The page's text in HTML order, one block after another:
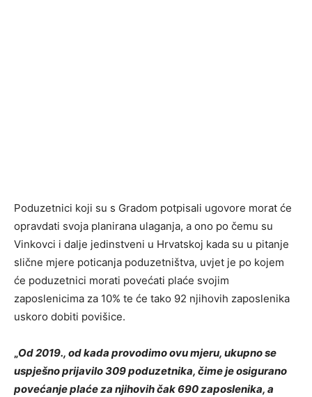
Poduzetnici koji su s Gradom potpisali ugovore morat će
opravdati svoja planirana ulaganja, a ono po čemu su
Vinkovci i dalje jedinstveni u Hrvatskoj kada su u pitanje
slične mjere poticanja poduzetništva, uvjet je po kojem
će poduzetnici morati povećati plaće svojim
zaposlenicima za 10% te će tako 92 njihovih zaposlenika
uskoro dobiti povišice.
„Od 2019., od kada provodimo ovu mjeru, ukupno se
uspješno prijavilo 309 poduzetnika, čime je osigurano
povećanje plaće za njihovih čak 690 zaposlenika, a